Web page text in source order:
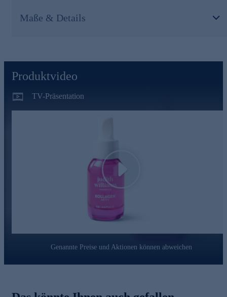
Maße & Details
Produktvideo
TV-Präsentation
Genannte Preise und Aktionen können abweichen